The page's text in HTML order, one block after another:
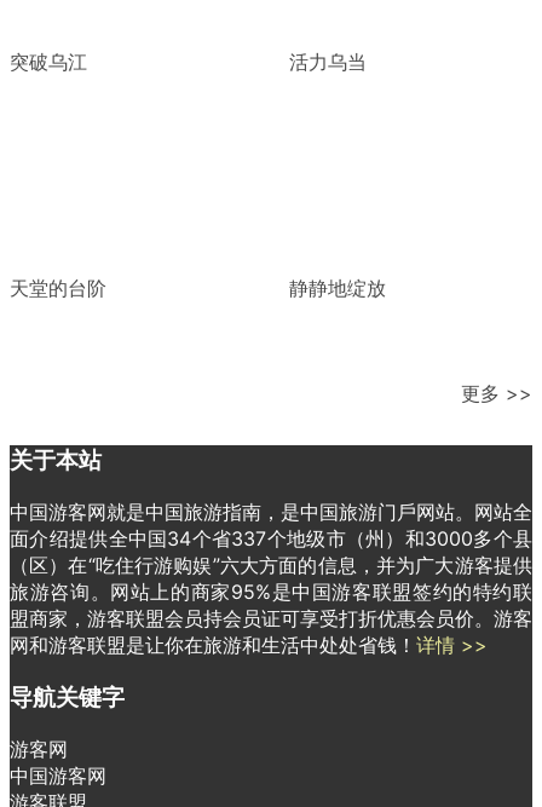
突破乌江 活力乌当
天堂的台阶 静静地绽放
更多 >>
关于本站
中国游客网就是中国旅游指南，是中国旅游门戶网站。网站全
面介绍提供全中国34个省337个地级市（州）和3000多个县
（区）在“吃住行游购娱”六大方面的信息，并为广大游客提供
旅游咨询。网站上的商家95%是中国游客联盟签约的特约联
盟商家，游客联盟会员持会员证可享受打折优惠会员价。游客
网和游客联盟是让你在旅游和生活中处处省钱！ 详情 >>
导航关键字
游客网
中国游客网
游客联盟